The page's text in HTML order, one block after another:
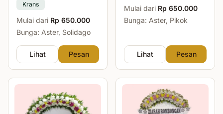
Krans
Mulai dari Rp 650.000
Bunga: Aster, Solidago
Lihat Pesan
Mulai dari Rp 650.000
Bunga: Aster, Pikok
Lihat Pesan